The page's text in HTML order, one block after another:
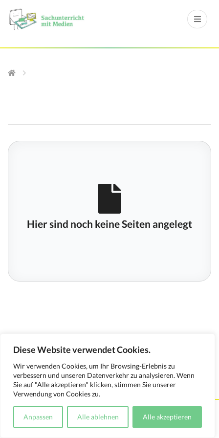
Diese Website verwendet Cookies.
Wir verwenden Cookies, um Ihr Browsing-Erlebnis zu
verbessern und unseren Datenverkehr zu analysieren. Wenn
Sie auf "Alle akzeptieren" klicken, stimmen Sie unserer
Verwendung von Cookies zu.
Anpassen Alle ablehnen Alle akzeptieren
Hier sind noch keine Seiten angelegt
Kontakt Impressum Datenschutzerklärung
Medienverwendungsnachweis